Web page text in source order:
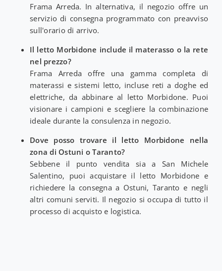
Frama Arreda. In alternativa, il negozio offre un
servizio di consegna programmato con preavviso
sull'orario di arrivo.
Il letto Morbidone include il materasso o la rete
nel prezzo?
Frama Arreda offre una gamma completa di
materassi e sistemi letto, incluse reti a doghe ed
elettriche, da abbinare al letto Morbidone. Puoi
visionare i campioni e scegliere la combinazione
ideale durante la consulenza in negozio.
Dove posso trovare il letto Morbidone nella
zona di Ostuni o Taranto?
Sebbene il punto vendita sia a San Michele
Salentino, puoi acquistare il letto Morbidone e
richiedere la consegna a Ostuni, Taranto e negli
altri comuni serviti. Il negozio si occupa di tutto il
processo di acquisto e logistica.